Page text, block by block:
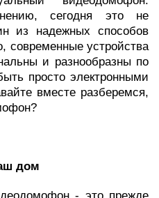
сегодня это не
из надежных способов
современные устройства
и разнообразны по
просто электронными
вместе разберемся,
дом
- это прежде